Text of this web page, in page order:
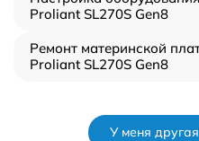
Proliant SL270S Gen8
Ремонт материнской
Proliant SL270S Gen8
У меня